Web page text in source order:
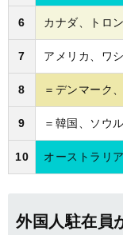
6 カナダ、トロ
7 アメリカ、ワ
8 ＝デンマーク
9 ＝韓国、ソウル
10 オーストラリ
外国人駐在員